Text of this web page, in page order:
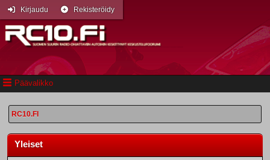
Päävalikko
Kirjaudu Rekisteröidy
RC10.FI
Yleiset